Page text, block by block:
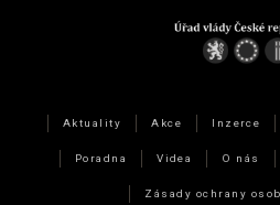
Aktuality Akce Inzerce
Poradna Videa O nás
Zásady ochrany